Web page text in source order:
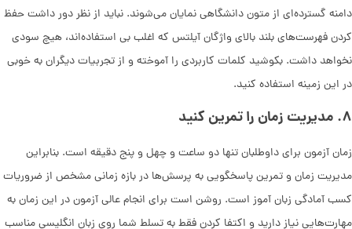
دامنه گسترده‌ای از متون دانشگاهی نمایان ‌می‌شوند. نباید از نظر دور داشت حفظ
کردن فهرست‌های بلند بالای واژگان آیلتس که اغلب بی استفاده‌اند، هیچ سودی
نخواهد داشت. بکوشید کلمات کاربردی را آموخته و از تجربیات دیگران به خوبی
در این زمینه استفاده کنید.
۸. مدیریت زمان را تمرین کنید
زمان آزمون برای داوطلبان تنها دو ساعت و چهل و پنج دقیقه است. بنابراین
مدیریت زمان و تمرین پاسخگویی به پرسش‌ها در بازه زمانی مشخص از ضروریات
کسب آمادگی زبان آموز است. روشن است برای انجام عالی آزمون در این زمان به
مهارت‌هایی نیاز دارید و اکتفا کردن فقط به تسلط شما روی زبان انگلیسی مناسب